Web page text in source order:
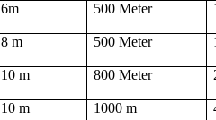
6m 500 Meter
8 m 500 Meter
10 m 800 Meter
10 m 1000 m